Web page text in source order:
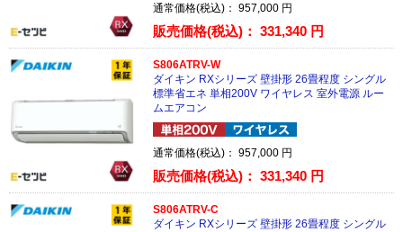
通常価格(税込)：957,000 円
販売価格(税込)：331,340 円
S806ATRV-W
ダイキン RXシリーズ 壁掛形 26畳程度 シングル
標準省エネ 単相200V ワイヤレス 室外電源 ルー
ムエアコン
通常価格(税込)：957,000 円
販売価格(税込)：331,340 円
S806ATRV-C
ダイキン RXシリーズ 壁掛形 26畳程度 シングル